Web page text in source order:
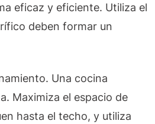
eficaz y eficiente. Utiliza el
deben formar un
Una cocina
Maximiza el espacio de
hasta el techo, y utiliza